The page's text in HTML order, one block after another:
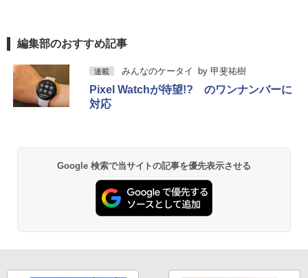
編集部のおすすめ記事
連載 みんなのケータイ by 甲斐祐樹
Pixel Watchが待望!? のワンナンバーに
対応
Google 検索で当サイトの記事を優先表示させる